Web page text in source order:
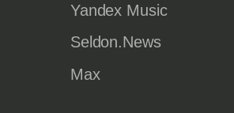
Yandex Music
Seldon.News
Max